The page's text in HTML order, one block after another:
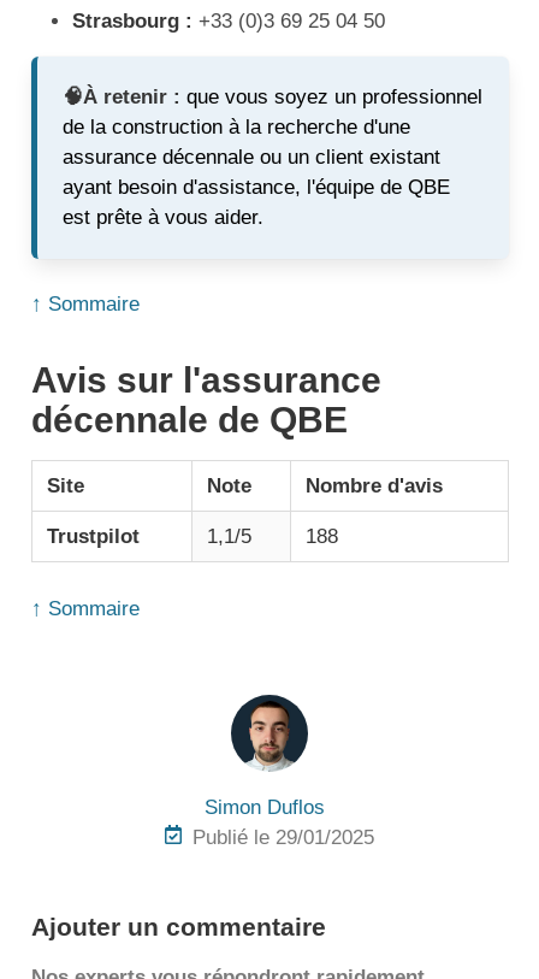
Strasbourg : +33 (0)3 69 25 04 50
🧠À retenir : que vous soyez un professionnel
de la construction à la recherche d'une
assurance décennale ou un client existant
ayant besoin d'assistance, l'équipe de QBE
est prête à vous aider.
↑ Sommaire
Avis sur l'assurance
décennale de QBE
Site Note Nombre d'avis
Trustpilot 1,1/5 188
↑ Sommaire
Simon Duflos
Publié le 29/01/2025
Ajouter un commentaire